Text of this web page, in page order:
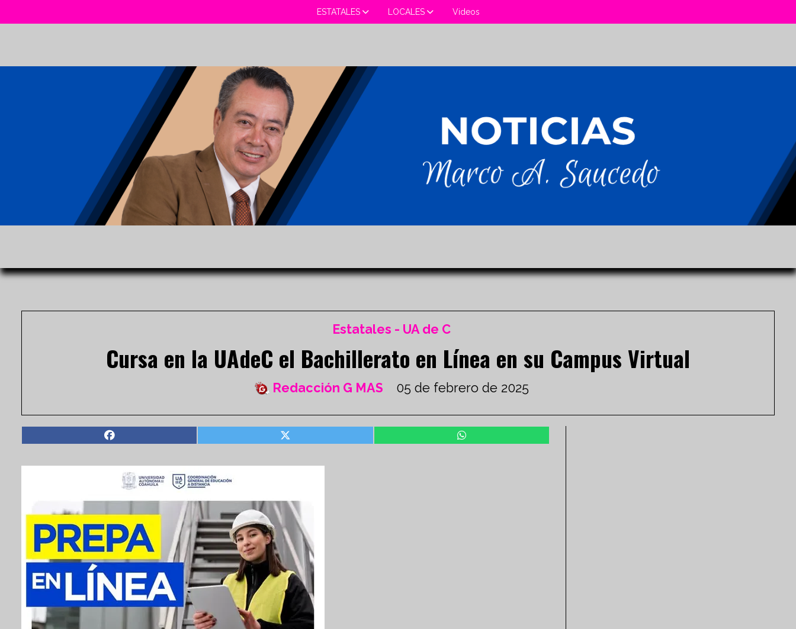
ESTATALES LOCALES Videos
Cursa en la UAdeC el Bachillerato en Línea en su Campus Virtual
Estatales - UA de C
05 de febrero de 2025
Redacción G MAS